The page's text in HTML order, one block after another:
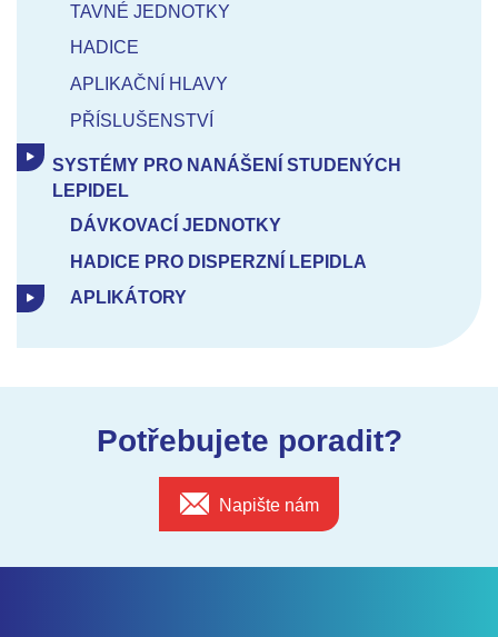
TAVNÉ JEDNOTKY
HADICE
APLIKAČNÍ HLAVY
PŘÍSLUŠENSTVÍ
SYSTÉMY PRO NANÁŠENÍ STUDENÝCH
LEPIDEL
DÁVKOVACÍ JEDNOTKY
HADICE PRO DISPERZNÍ LEPIDLA
APLIKÁTORY
Potřebujete poradit?
Napište nám